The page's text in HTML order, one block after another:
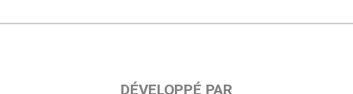
DÉVELOPPÉ PAR